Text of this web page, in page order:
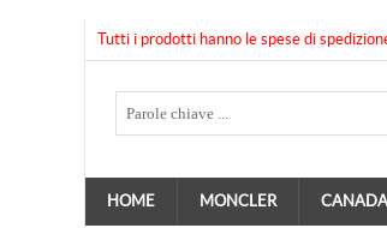
Tutti i prodotti hanno le spese di
HOME MONCLER